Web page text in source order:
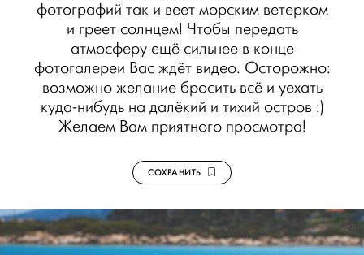
фотографий так и веет морским ветерком
и греет солнцем! Чтобы передать
атмосферу ещё сильнее в конце
фотогалереи Вас ждёт видео. Осторожно:
возможно желание бросить всё и уехать
куда-нибудь на далёкий и тихий остров :)
Желаем Вам приятного просмотра!
СОХРАНИТЬ